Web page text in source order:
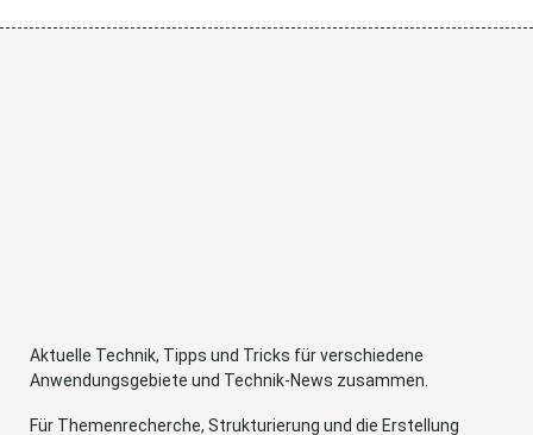
Aktuelle Technik, Tipps und Tricks für verschiedene
Anwendungsgebiete und Technik-News zusammen.
Für Themenrecherche, Strukturierung und die Erstellung